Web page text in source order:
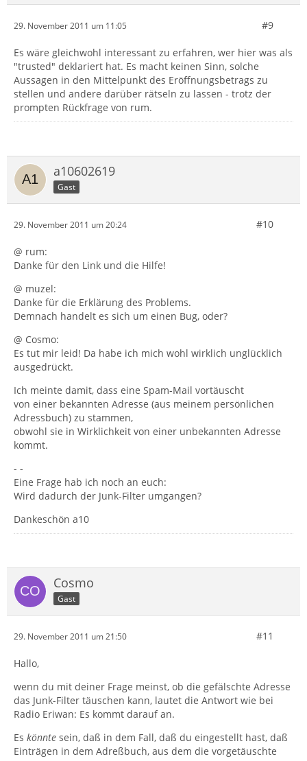
29. November 2011 um 11:05 #9
Es wäre gleichwohl interessant zu erfahren, wer hier was als
"trusted" deklariert hat. Es macht keinen Sinn, solche
Aussagen in den Mittelpunkt des Eröffnungsbetrags zu
stellen und andere darüber rätseln zu lassen - trotz der
prompten Rückfrage von rum.
a10602619
Gast
29. November 2011 um 20:24 #10
@ rum:
Danke für den Link und die Hilfe!
@ muzel:
Danke für die Erklärung des Problems.
Demnach handelt es sich um einen Bug, oder?
@ Cosmo:
Es tut mir leid! Da habe ich mich wohl wirklich unglücklich
ausgedrückt.
Ich meinte damit, dass eine Spam-Mail vortäuscht
von einer bekannten Adresse (aus meinem persönlichen
Adressbuch) zu stammen,
obwohl sie in Wirklichkeit von einer unbekannten Adresse
kommt.
- -
Eine Frage hab ich noch an euch:
Wird dadurch der Junk-Filter umgangen?
Dankeschön a10
Cosmo
Gast
29. November 2011 um 21:50 #11
Hallo,
wenn du mit deiner Frage meinst, ob die gefälschte Adresse
das Junk-Filter täuschen kann, lautet die Antwort wie bei
Radio Eriwan: Es kommt darauf an.
Es könnte sein, daß in dem Fall, daß du eingestellt hast, daß
Einträgen in dem Adreßbuch, aus dem die vorgetäuschte